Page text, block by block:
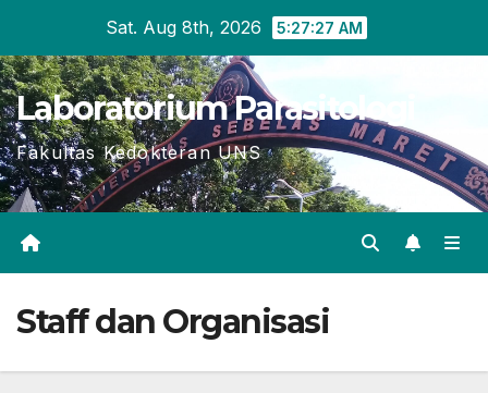
content
Sat. Aug 8th, 2026 5:27:27 AM
Laboratorium Parasitologi
Fakultas Kedokteran UNS
Staff dan Organisasi